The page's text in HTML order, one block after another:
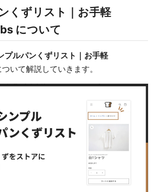
くずリスト｜お手軽
について
プルパンくずリスト｜お手軽
ついて解説していきます。